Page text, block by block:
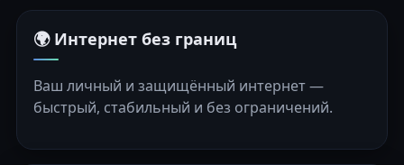
🌍 Интернет без границ
Ваш личный и защищённый интернет —
быстрый, стабильный и без ограничений.